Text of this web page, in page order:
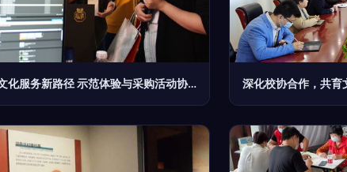
上海探索公共文化服务新路径 示范体验与采购活动协同经纪人服务引领创新